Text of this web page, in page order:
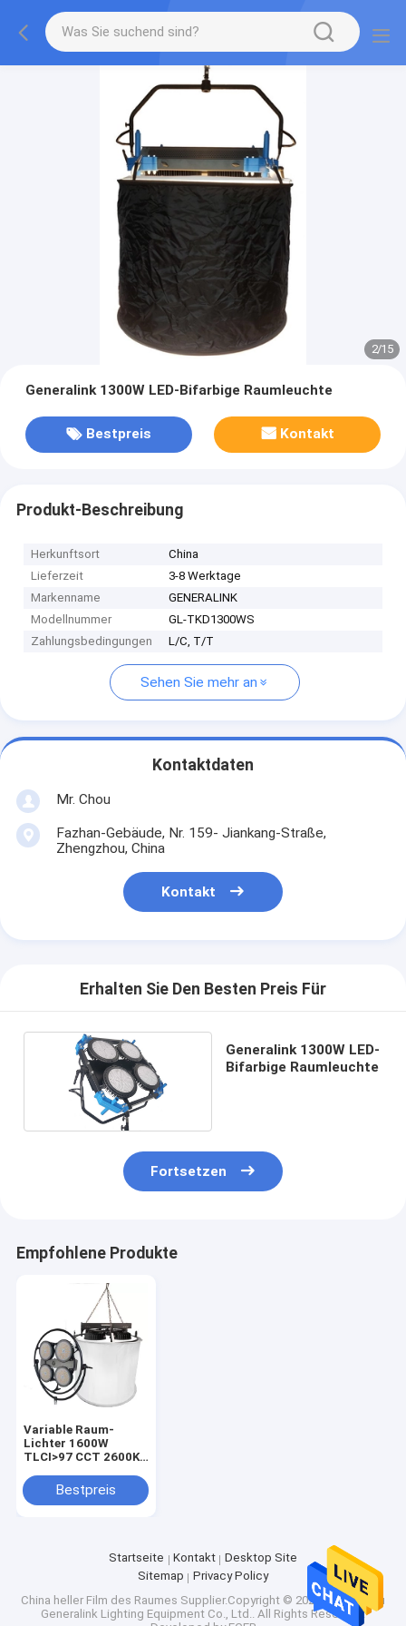
2/15
Generalink 1300W LED-Bifarbige Raumleuchte
Bestpreis Kontakt
Produkt-Beschreibung
Herkunftsort
China
Lieferzeit
3-8 Werktage
Markenname
GENERALINK
Modellnummer
GL-TKD1300WS
Zahlungsbedingungen
L/C, T/T
Sehen Sie mehr an
Kontaktdaten
Mr. Chou
Fazhan-Gebäude, Nr. 159- Jiankang-Straße,
Zhengzhou, China
Kontakt
Erhalten Sie Den Besten Preis Für
Generalink 1300W LED-
Bifarbige Raumleuchte
Fortsetzen
Empfohlene Produkte
Variable Raum-
Lichter 1600W
TLCI>97 CCT 2600K-
und Studio-
Beleuchtung
Bestpreis
Startseite Kontakt
Desktop Site
Sitemap
Privacy Policy
China heller Film des Raumes Supplier.Copyright © 2025 Zhengzhou
Generalink Lighting Equipment Co., Ltd.. All Rights Reserved.